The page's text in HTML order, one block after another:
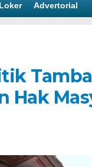
Loker Advertorial
Hak